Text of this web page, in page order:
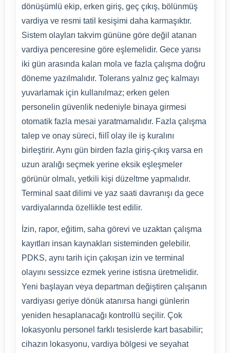
dönüşümlü ekip, erken giriş, geç çıkış, bölünmüş
vardiya ve resmi tatil kesişimi daha karmaşıktır.
Sistem olayları takvim gününe göre değil atanan
vardiya penceresine göre eşlemelidir. Gece yarısı
iki gün arasında kalan mola ve fazla çalışma doğru
döneme yazılmalıdır. Tolerans yalnız geç kalmayı
yuvarlamak için kullanılmaz; erken gelen
personelin güvenlik nedeniyle binaya girmesi
otomatik fazla mesai yaratmamalıdır. Fazla çalışma
talep ve onay süreci, fiilî olay ile iş kuralını
birleştirir. Aynı gün birden fazla giriş-çıkış varsa en
uzun aralığı seçmek yerine eksik eşleşmeler
görünür olmalı, yetkili kişi düzeltme yapmalıdır.
Terminal saat dilimi ve yaz saati davranışı da gece
vardiyalarında özellikle test edilir.
İzin, rapor, eğitim, saha görevi ve uzaktan çalışma
kayıtları insan kaynakları sisteminden gelebilir.
PDKS, aynı tarih için çakışan izin ve terminal
olayını sessizce ezmek yerine istisna üretmelidir.
Yeni başlayan veya departman değiştiren çalışanın
vardiyası geriye dönük atanırsa hangi günlerin
yeniden hesaplanacağı kontrollü seçilir. Çok
lokasyonlu personel farklı tesislerde kart basabilir;
cihazın lokasyonu, vardiya bölgesi ve seyahat